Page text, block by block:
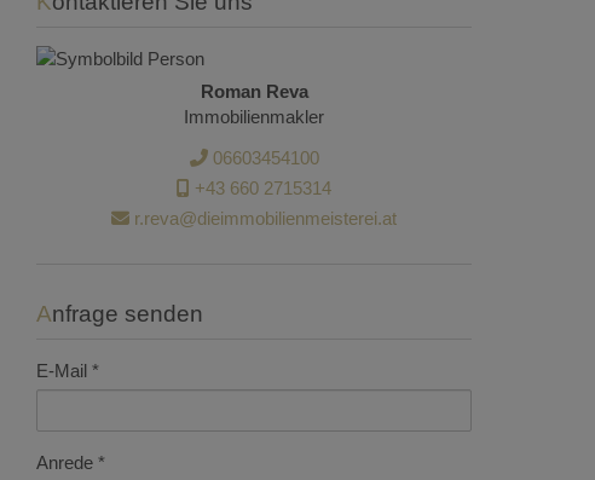
Roman Reva
Immobilienmakler
06603454100
+43 660 2715314
r.reva@dieimmobilienmeisterei.at
Anfrage senden
E-Mail
Anrede